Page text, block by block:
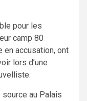
pour les
camp 80
accusation, ont
lors d’une
source au Palais